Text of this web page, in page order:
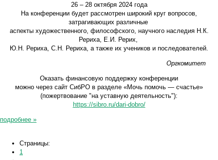
26 – 28 октября 2024 года
На конференции будет рассмотрен широкий круг вопросов,
затрагивающих различные
аспекты художественного, философского, научного наследия Н.К.
Рериха, Е.И. Рерих,
Ю.Н. Рериха, С.Н. Рериха, а также их учеников и последователей.
Оргкомитет
Оказать финансовую поддержку конференции
можно через сайт СибРО в разделе «Мочь помочь — счастье»
(пожертвование "на уставную деятельность"):
https://sibro.ru/dari-dobro/
подробнее »
Страницы:
1